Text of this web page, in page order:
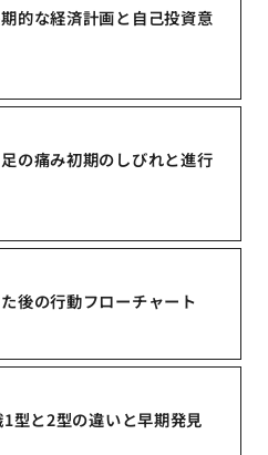
的な経済計画と自己投資意
の痛み初期のしびれと進行
後の行動フローチャート
型と2型の違いと早期発見